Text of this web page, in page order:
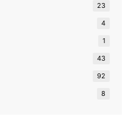
23
4
1
43
92
8